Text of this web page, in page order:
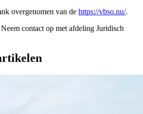
overgenomen van de https://vbso.nu/.
Neem contact op met afdeling Juridisch